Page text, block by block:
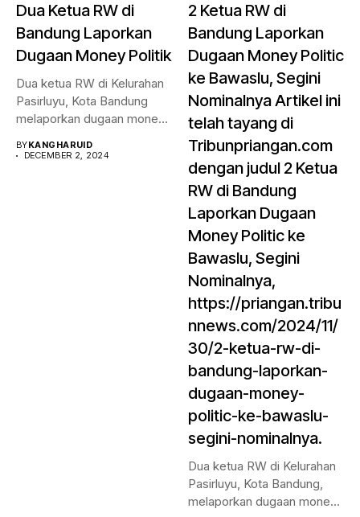
Dua Ketua RW di
Bandung Laporkan
Dugaan Money Politik
Dua ketua RW di Kelurahan
Pasirluyu, Kota Bandung
melaporkan dugaan money
BYKANGHARUID
DECEMBER 2, 2024
2 Ketua RW di
Bandung Laporkan
Dugaan Money Politic
ke Bawaslu, Segini
Nominalnya Artikel ini
telah tayang di
Tribunpriangan.com
dengan judul 2 Ketua
RW di Bandung
Laporkan Dugaan
Money Politic ke
Bawaslu, Segini
Nominalnya,
https://priangan.tribu
nnews.com/2024/11/
30/2-ketua-rw-di-
bandung-laporkan-
dugaan-money-
politic-ke-bawaslu-
segini-nominalnya.
Dua ketua RW di Kelurahan
Pasirluyu, Kota Bandung,
melaporkan dugaan money